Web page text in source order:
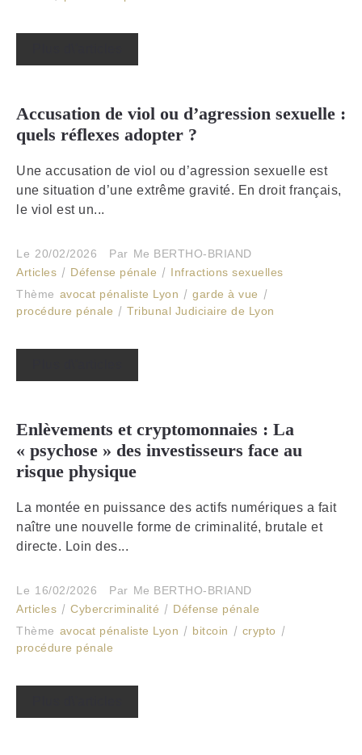
Accusation de viol ou d’agression sexuelle :
quels réflexes adopter ?
Une accusation de viol ou d’agression sexuelle est
une situation d’une extrême gravité. En droit français,
le viol est un...
Le 20/02/2026 Par Me BERTHO-BRIAND
Articles
Défense pénale
Infractions sexuelles
Thème avocat pénaliste Lyon
garde à vue
procédure pénale
Tribunal Judiciaire de Lyon
Enlèvements et cryptomonnaies : La
« psychose » des investisseurs face au
risque physique
La montée en puissance des actifs numériques a fait
naître une nouvelle forme de criminalité, brutale et
directe. Loin des...
Le 16/02/2026 Par Me BERTHO-BRIAND
Articles
Cybercriminalité
Défense pénale
Thème avocat pénaliste Lyon bitcoin
crypto
procédure pénale